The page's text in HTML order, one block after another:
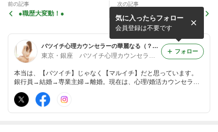
前の記事
●職歴大変動！●
次の記事
●エイリッシュガーデン５周
年記念！オプションを無料で
プレゼントさせていただきま
す●
バツイチ心理カウンセラーの華麗なる（？）ブログ
東京・銀座 バツイチ心理カウンセラー○河原えいり○
本当は、【バツイチ】じゃなく【マルイチ】だと思っています。
銀行員→結婚→専業主婦→離婚。現在は、心理/婚活カウンセラー
余曲折人生から学んだ「もっと楽に生きるヒント」を中心に書いて
います。
気に入ったらフォロー
会員登録は不要です
フォロー